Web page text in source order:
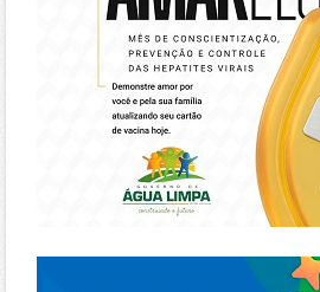
https://piracanjuba.go.gov.br/